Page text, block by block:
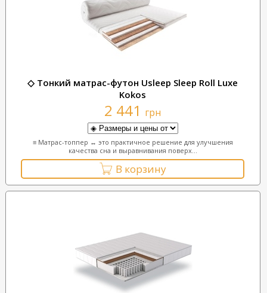
◇ Тонкий матрас-футон Usleep Sleep Roll Luxe
Kokos
2 441 грн
≡ Матрас-топпер ↔ это практичное решение для улучшения
качества сна и выравнивания поверх...
В корзину